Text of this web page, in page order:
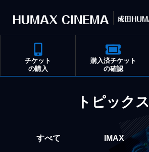
チケット
の購入
購入済チケット
の確認
トピックス
すべて IMAX